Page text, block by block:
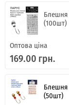
Блешня
(100шт)
Оптова ціна
169.00 грн.
Блешня
(50шт)